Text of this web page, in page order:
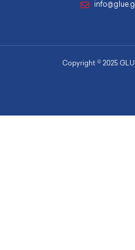
Copyright © 2025